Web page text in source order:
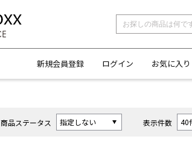
新規会員登録 ログイン お気に入り
商品ステータス 表示件数